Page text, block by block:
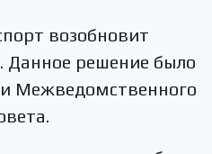
возобновит
Данное решение было
Межведомственного